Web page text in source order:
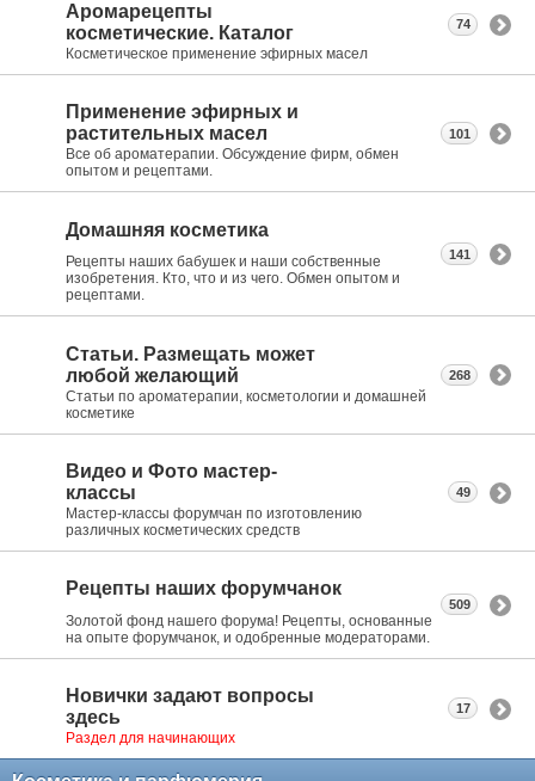
Аромарецепты
косметические. Каталог
Косметическое применение эфирных масел
74
Применение эфирных и
растительных масел
Все об ароматерапии. Обсуждение фирм, обмен
опытом и рецептами.
101
Домашняя косметика
Рецепты наших бабушек и наши собственные
изобретения. Кто, что и из чего. Обмен опытом и
рецептами.
141
Статьи. Размещать может
любой желающий
Статьи по ароматерапии, косметологии и домашней
косметике
268
Видео и Фото мастер-
классы
Мастер-классы форумчан по изготовлению
различных косметических средств
49
Рецепты наших форумчанок
Золотой фонд нашего форума! Рецепты, основанные
на опыте форумчанок, и одобренные модераторами.
509
Новички задают вопросы
здесь
Раздел для начинающих
17